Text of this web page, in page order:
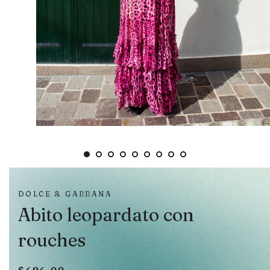
DOLCE & GABBANA
Abito leopardato con
rouches